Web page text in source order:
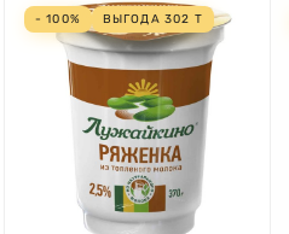
- 100% ВЫГОДА 302 Т